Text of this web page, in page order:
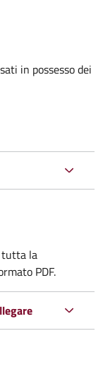
in possesso dei
tutta la
PDF.